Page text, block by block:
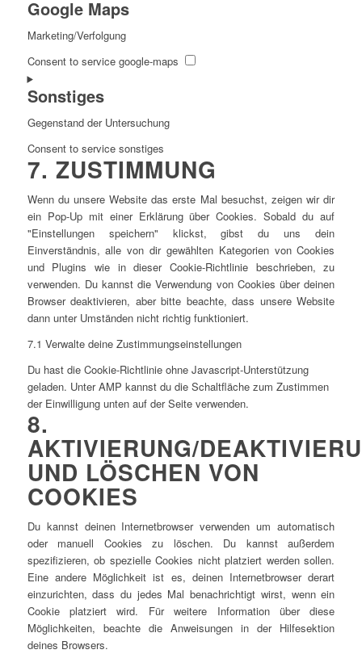
Google Maps
Marketing/Verfolgung
Consent to service google-maps
Sonstiges
Gegenstand der Untersuchung
Consent to service sonstiges
7. ZUSTIMMUNG
Wenn du unsere Website das erste Mal besuchst, zeigen wir dir
ein Pop-Up mit einer Erklärung über Cookies. Sobald du auf
"Einstellungen speichern" klickst, gibst du uns dein
Einverständnis, alle von dir gewählten Kategorien von Cookies
und Plugins wie in dieser Cookie-Richtlinie beschrieben, zu
verwenden. Du kannst die Verwendung von Cookies über deinen
Browser deaktivieren, aber bitte beachte, dass unsere Website
dann unter Umständen nicht richtig funktioniert.
7.1 Verwalte deine Zustimmungseinstellungen
Du hast die Cookie-Richtlinie ohne Javascript-Unterstützung
geladen. Unter AMP kannst du die Schaltfläche zum Zustimmen
der Einwilligung unten auf der Seite verwenden.
8.
AKTIVIERUNG/
UND LÖSCHEN VON
COOKIES
Du kannst deinen Internetbrowser verwenden um automatisch
oder manuell Cookies zu löschen. Du kannst außerdem
spezifizieren, ob spezielle Cookies nicht platziert werden sollen.
Eine andere Möglichkeit ist es, deinen Internetbrowser derart
einzurichten, dass du jedes Mal benachrichtigt wirst, wenn ein
Cookie platziert wird. Für weitere Information über diese
Möglichkeiten, beachte die Anweisungen in der Hilfesektion
deines Browsers.